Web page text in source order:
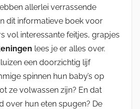
allerlei verrassende
dit informatieve boek voor
vol interessante feitjes, grapjes
lees je er alles over.
een doorzichtig lijf
spinnen hun baby’s op
ze volwassen zijn? En dat
over hun eten spugen? De